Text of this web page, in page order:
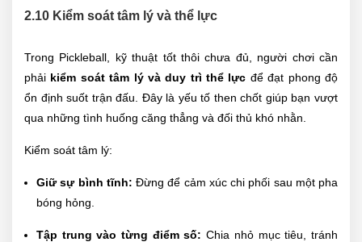
2.10 Kiểm soát tâm lý và thể lực
Trong Pickleball, kỹ thuật tốt thôi chưa đủ, người chơi cần
phải kiểm soát tâm lý và duy trì thể lực để đạt phong độ
ổn định suốt trận đấu. Đây là yếu tố then chốt giúp bạn vượt
qua những tình huống căng thẳng và đối thủ khó nhằn.
Kiểm soát tâm lý:
Giữ sự bình tĩnh: Đừng để cảm xúc chi phối sau một pha
bóng hỏng.
Tập trung vào từng điểm số: Chia nhỏ mục tiêu, tránh